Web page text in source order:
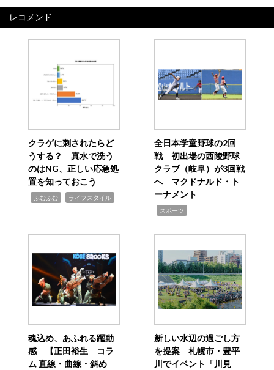
レコメンド
クラゲに刺されたらど
うする？ 真水で洗う
のはNG、正しい応急処
置を知っておこう
ふむふむ ライフスタイル
全日本学童野球の2回
戦 初出場の西陵野球
クラブ（岐阜）が3回戦
へ マクドナルド・ト
ーナメント
スポーツ
魂込め、あふれる躍動
感 【正田裕生 コラ
ム 直線・曲線・斜め
新しい水辺の過ごし方
を提案 札幌市・豊平
川でイベント「川見